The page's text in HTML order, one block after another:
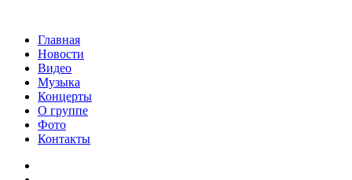
Главная
Новости
Видео
Музыка
Концерты
О группе
Фото
Контакты